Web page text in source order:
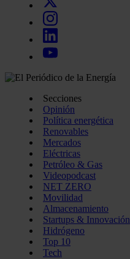
Secciones
Opinión
Política energética
Renovables
Mercados
Eléctricas
Petróleo & Gas
Videopodcast
NET ZERO
Movilidad
Almacenamiento
Startups & Innovación
Hidrógeno
Top 10
Tech